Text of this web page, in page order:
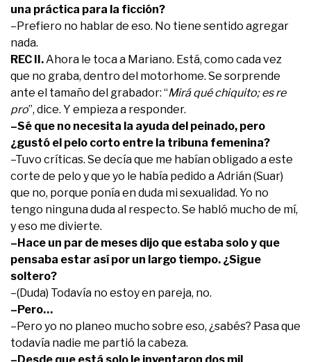
una práctica para la ficción?
–Prefiero no hablar de eso. No tiene sentido agregar
nada.
REC II. Ahora le toca a Mariano. Está, como cada vez
que no graba, dentro del motorhome. Se sorprende
ante el tamaño del grabador: “Mirá qué chiquito; es re
pro”, dice. Y empieza a responder.
–Sé que no necesita la ayuda del peinado, pero
¿gustó el pelo corto entre la tribuna femenina?
–Tuvo críticas. Se decía que me habían obligado a este
corte de pelo y que yo le había pedido a Adrián (Suar)
que no, porque ponía en duda mi sexualidad. Yo no
tengo ninguna duda al respecto. Se habló mucho de mí,
y eso me divierte.
–Hace un par de meses dijo que estaba solo y que
pensaba estar así por un largo tiempo. ¿Sigue
soltero?
–(Duda) Todavía no estoy en pareja, no.
–Pero…
–Pero yo no planeo mucho sobre eso, ¿sabés? Pasa que
todavía nadie me partió la cabeza.
–Desde que está solo le inventaron dos mil